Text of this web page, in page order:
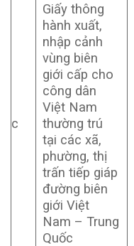
c
Giấy thông
hành xuất,
nhập cảnh
vùng biên
giới cấp cho
công dân
Việt Nam
thường trú
tại các xã,
phường, thị
trấn tiếp giáp
đường biên
giới Việt
Nam – Trung
Quốc